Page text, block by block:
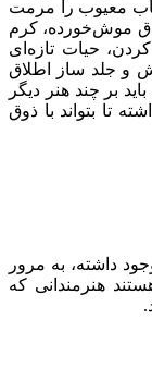
معیوب را مرمت
موش‌خورده، کرم
حیات تازه‌ای
و جلد ساز اطلاق
بر چند هنر دیگر
تا بتواند با ذوق
داشته، به مرور
هنرمندانی که